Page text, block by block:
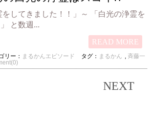
してきました！！」～ 「白光の浄霊を
と数週...
READ MORE
リー： まるかんエピソード タグ： まるかん
斉藤一
NEXT